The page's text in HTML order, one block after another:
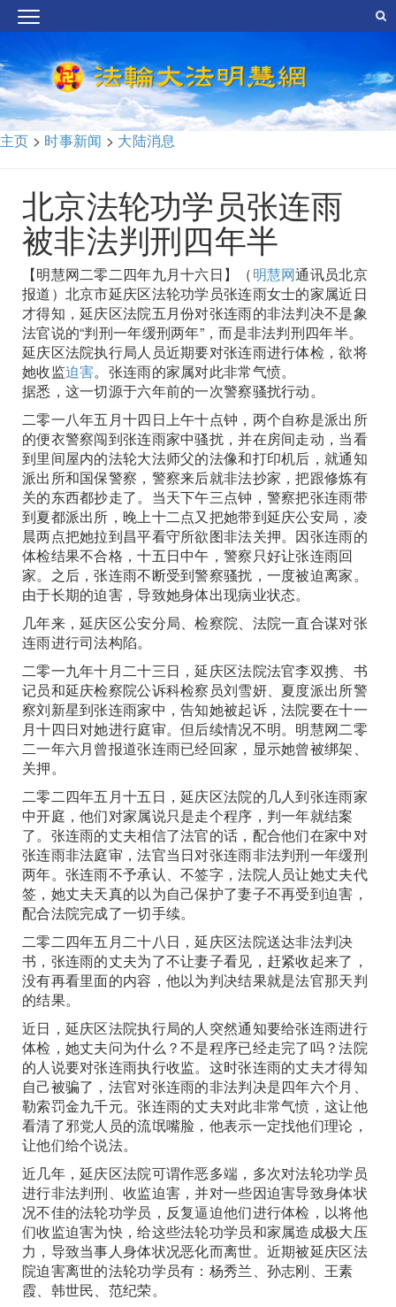
主页 > 时事新闻 > 大陆消息
北京法轮功学员张连雨
被非法判刑四年半
【明慧网二零二四年九月十六日】（明慧网通讯员北京
报道）北京市延庆区法轮功学员张连雨女士的家属近日
才得知，延庆区法院五月份对张连雨的非法判决不是象
法官说的“判刑一年缓刑两年”，而是非法判刑四年半。
延庆区法院执行局人员近期要对张连雨进行体检，欲将
她收监迫害。张连雨的家属对此非常气愤。
据悉，这一切源于六年前的一次警察骚扰行动。
二零一八年五月十四日上午十点钟，两个自称是派出所
的便衣警察闯到张连雨家中骚扰，并在房间走动，当看
到里间屋内的法轮大法师父的法像和打印机后，就通知
派出所和国保警察，警察来后就非法抄家，把跟修炼有
关的东西都抄走了。当天下午三点钟，警察把张连雨带
到夏都派出所，晚上十二点又把她带到延庆公安局，凌
晨两点把她拉到昌平看守所欲图非法关押。因张连雨的
体检结果不合格，十五日中午，警察只好让张连雨回
家。之后，张连雨不断受到警察骚扰，一度被迫离家。
由于长期的迫害，导致她身体出现病业状态。
几年来，延庆区公安分局、检察院、法院一直合谋对张
连雨进行司法构陷。
二零一九年十月二十三日，延庆区法院法官李双携、书
记员和延庆检察院公诉科检察员刘雪妍、夏度派出所警
察刘新星到张连雨家中，告知她被起诉，法院要在十一
月十四日对她进行庭审。但后续情况不明。明慧网二零
二一年六月曾报道张连雨已经回家，显示她曾被绑架、
关押。
二零二四年五月十五日，延庆区法院的几人到张连雨家
中开庭，他们对家属说只是走个程序，判一年就结案
了。张连雨的丈夫相信了法官的话，配合他们在家中对
张连雨非法庭审，法官当日对张连雨非法判刑一年缓刑
两年。张连雨不予承认、不签字，法院人员让她丈夫代
签，她丈夫天真的以为自己保护了妻子不再受到迫害，
配合法院完成了一切手续。
二零二四年五月二十八日，延庆区法院送达非法判决
书，张连雨的丈夫为了不让妻子看见，赶紧收起来了，
没有再看里面的内容，他以为判决结果就是法官那天判
的结果。
近日，延庆区法院执行局的人突然通知要给张连雨进行
体检，她丈夫问为什么？不是程序已经走完了吗？法院
的人说要对张连雨执行收监。这时张连雨的丈夫才得知
自己被骗了，法官对张连雨的非法判决是四年六个月、
勒索罚金九千元。张连雨的丈夫对此非常气愤，这让他
看清了邪党人员的流氓嘴脸，他表示一定找他们理论，
让他们给个说法。
近几年，延庆区法院可谓作恶多端，多次对法轮功学员
进行非法判刑、收监迫害，并对一些因迫害导致身体状
况不佳的法轮功学员，反复逼迫他们进行体检，以将他
们收监迫害为快，给这些法轮功学员和家属造成极大压
力，导致当事人身体状况恶化而离世。近期被延庆区法
院迫害离世的法轮功学员有：杨秀兰、孙志刚、王素
霞、韩世民、范纪荣。